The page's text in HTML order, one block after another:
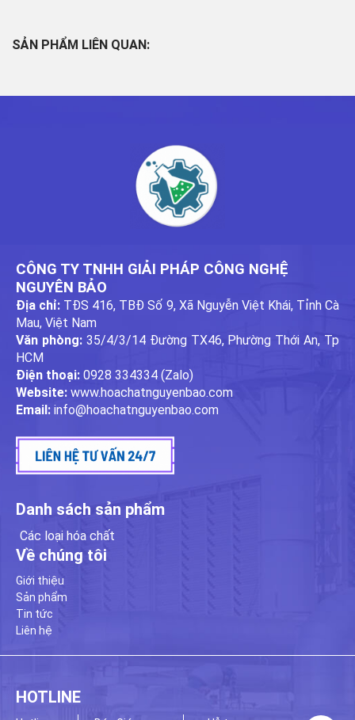
SẢN PHẨM LIÊN QUAN:
CÔNG TY TNHH GIẢI PHÁP CÔNG NGHỆ
NGUYÊN BẢO
Địa chỉ: TĐS 416, TBĐ Số 9, Xã Nguyễn Việt Khái, Tỉnh Cà
Mau, Việt Nam
Văn phòng:35/4/3/14 Đường TX46, Phường Thới An, Tp
HCM
Điện thoại: 0928 334334 (Zalo)
Website: www.hoachatnguyenbao.com
Email: info@hoachatnguyenbao.com
Danh sách sản phẩm
Các loại hóa chất
Về chúng tôi
Giới thiệu
Sản phẩm
Tin tức
Liên hệ
HOTLINE